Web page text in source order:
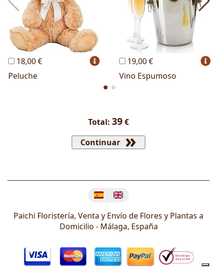
18,00 €
Peluche
19,00 €
Vino Espumoso
Total: 39€
Continuar
Paichi Floristería, Venta y Envío de Flores y Plantas a
Domicilio - Málaga, España